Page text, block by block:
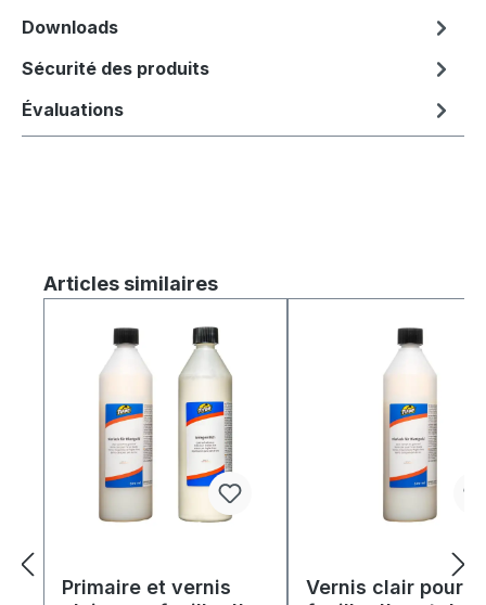
Downloads
Sécurité des produits
Évaluations
Ignorer la galerie de produits
Articles similaires
Primaire et vernis
Vernis clair pour